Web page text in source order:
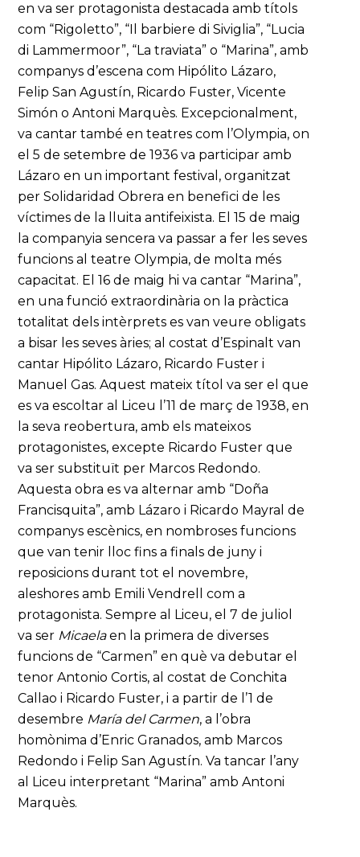
en va ser protagonista destacada amb títols
com “Rigoletto”, “Il barbiere di Siviglia”, “Lucia
di Lammermoor”, “La traviata” o “Marina”, amb
companys d’escena com Hipólito Lázaro,
Felip San Agustín, Ricardo Fuster, Vicente
Simón o Antoni Marquès. Excepcionalment,
va cantar també en teatres com l’Olympia, on
el 5 de setembre de 1936 va participar amb
Lázaro en un important festival, organitzat
per Solidaridad Obrera en benefici de les
víctimes de la lluita antifeixista. El 15 de maig
la companyia sencera va passar a fer les seves
funcions al teatre Olympia, de molta més
capacitat. El 16 de maig hi va cantar “Marina”,
en una funció extraordinària on la pràctica
totalitat dels intèrprets es van veure obligats
a bisar les seves àries; al costat d’Espinalt van
cantar Hipólito Lázaro, Ricardo Fuster i
Manuel Gas. Aquest mateix títol va ser el que
es va escoltar al Liceu l’11 de març de 1938, en
la seva reobertura, amb els mateixos
protagonistes, excepte Ricardo Fuster que
va ser substituït per Marcos Redondo.
Aquesta obra es va alternar amb “Doña
Francisquita”, amb Lázaro i Ricardo Mayral de
companys escènics, en nombroses funcions
que van tenir lloc fins a finals de juny i
reposicions durant tot el novembre,
aleshores amb Emili Vendrell com a
protagonista. Sempre al Liceu, el 7 de juliol
va ser Micaelaen la primera de diverses
funcions de “Carmen” en què va debutar el
tenor Antonio Cortis, al costat de Conchita
Callao i Ricardo Fuster, i a partir de l’1 de
desembre María del Carmen, a l’obra
homònima d’Enric Granados, amb Marcos
Redondo i Felip San Agustín. Va tancar l’any
al Liceu interpretant “Marina” amb Antoni
Marquès.